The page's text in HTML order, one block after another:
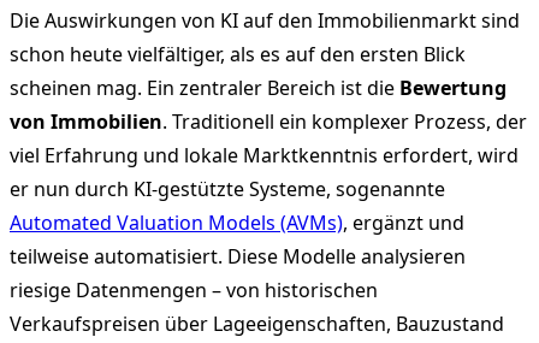
Die Auswirkungen von KI auf den Immobilienmarkt sind
schon heute vielfältiger, als es auf den ersten Blick
scheinen mag. Ein zentraler Bereich ist die Bewertung
von Immobilien. Traditionell ein komplexer Prozess, der
viel Erfahrung und lokale Marktkenntnis erfordert, wird
er nun durch KI-gestützte Systeme, sogenannte
Automated Valuation Models (AVMs), ergänzt und
teilweise automatisiert. Diese Modelle analysieren
riesige Datenmengen – von historischen
Verkaufspreisen über Lageeigenschaften, Bauzustand